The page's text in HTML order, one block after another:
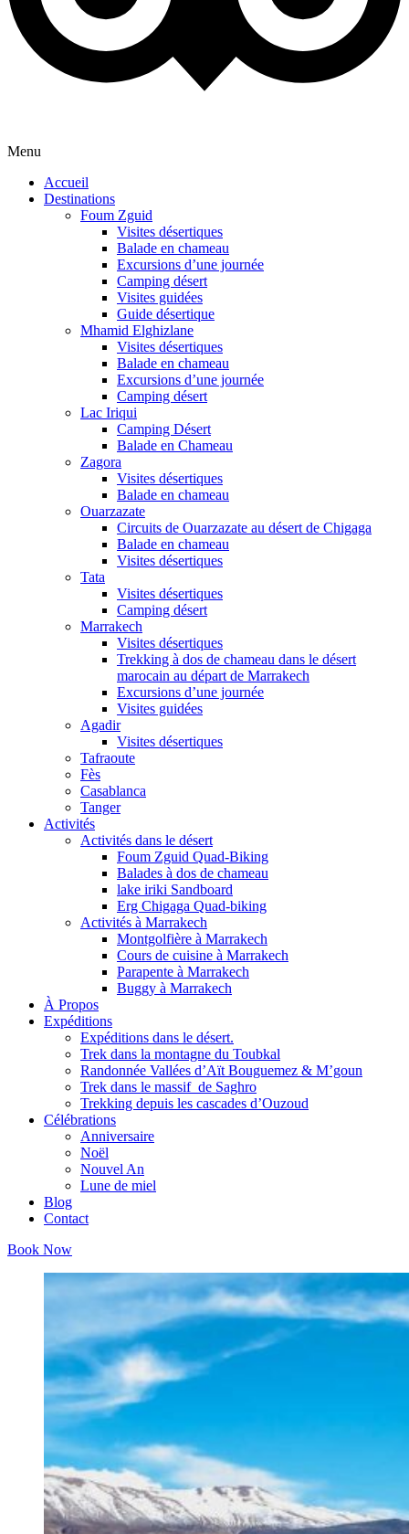
Menu
Accueil
Destinations
Foum Zguid
Visites désertiques
Balade en chameau
Excursions d’une journée
Camping désert
Visites guidées
Guide désertique
Mhamid Elghizlane
Visites désertiques
Balade en chameau
Excursions d’une journée
Camping désert
Lac Iriqui
Camping Désert
Balade en Chameau
Zagora
Visites désertiques
Balade en chameau
Ouarzazate
Circuits de Ouarzazate au désert de Chigaga
Balade en chameau
Visites désertiques
Tata
Visites désertiques
Camping désert
Marrakech
Visites désertiques
Trekking à dos de chameau dans le désert
marocain au départ de Marrakech
Excursions d’une journée
Visites guidées
Agadir
Visites désertiques
Tafraoute
Fès
Casablanca
Tanger
Activités
Activités dans le désert
Foum Zguid Quad-Biking
Balades à dos de chameau
lake iriki Sandboard
Erg Chigaga Quad-biking
Activités à Marrakech
Montgolfière à Marrakech
Cours de cuisine à Marrakech
Parapente à Marrakech
Buggy à Marrakech
À Propos
Expéditions
Expéditions dans le désert.
Trek dans la montagne du Toubkal
Randonnée Vallées d’Aït Bouguemez & M’goun
Trek dans le massif de Saghro
Trekking depuis les cascades d’Ouzoud
Célébrations
Anniversaire
Noël
Nouvel An
Lune de miel
Blog
Contact
Book Now